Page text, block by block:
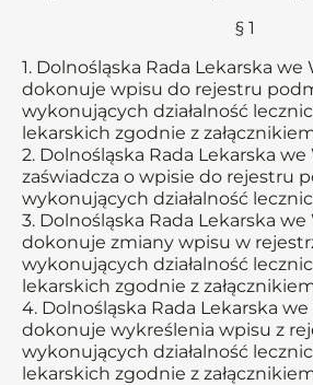
§ 1
1. Dolnośląska Rada Lekarska we
dokonuje wpisu do rejestru
wykonujących działalność
lekarskich zgodnie z
2. Dolnośląska Rada Lekarska we
zaświadcza o wpisie do rejestru
wykonujących działalność
3. Dolnośląska Rada Lekarska we
dokonuje zmiany wpisu w
wykonujących działalność
lekarskich zgodnie z
4. Dolnośląska Rada Lekarska we
dokonuje wykreślenia wpisu z
wykonujących działalność
lekarskich zgodnie z